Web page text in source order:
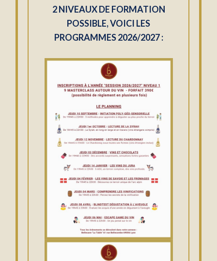
2 NIVEAUX DE FORMATION
POSSIBLE, VOICI LES
PROGRAMMES 2026/2027 :